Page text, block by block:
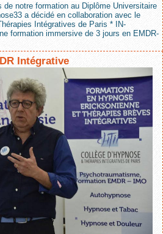
notre formation au Diplôme Universitaire
a décidé en collaboration avec le
Intégratives de Paris * IN-
formation immersive de 3 jours en EMDR-
Intégrative